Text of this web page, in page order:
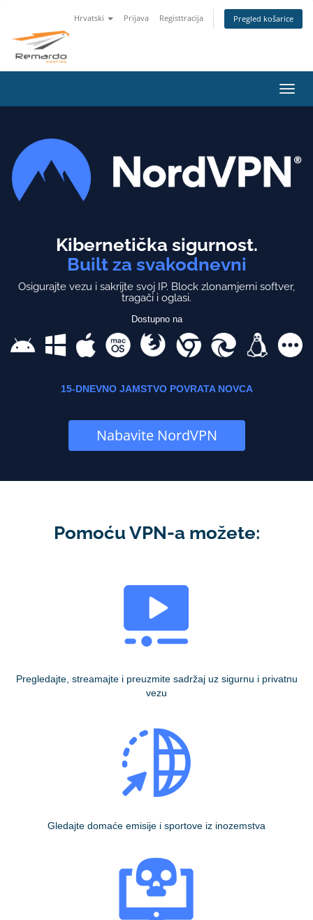
Hrvatski Prijava Registtracija Pregled košarice
Kibernetička sigurnost.
Built za svakodnevni
Osigurajte vezu i sakrijte svoj IP. Block zlonamjerni softver,
tragači i oglasi.
Dostupno na
15-DNEVNO JAMSTVO POVRATA NOVCA
Nabavite NordVPN
Pomoću VPN-a možete:
Pregledajte, streamajte i preuzmite sadržaj uz sigurnu i privatnu
vezu
Gledajte domaće emisije i sportove iz inozemstva